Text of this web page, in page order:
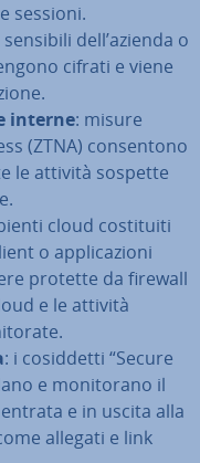
sessioni.
dell’azienda o
cifrati e viene
interne: misure
(ZTNA) con­sen­to­no
le attività sospette
cloud co­sti­tui­ti
o ap­pli­ca­zio­ni
protette da firewall
e le attività
: i co­sid­det­ti “Secure
e mo­ni­to­ra­no il
e in uscita alla
allegati e link